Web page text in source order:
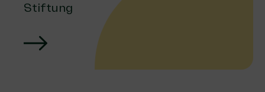
Stiftung